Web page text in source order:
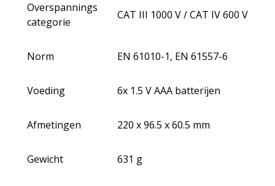
Overspannings
categorie
CAT III 1000 V / CAT IV 600 V
Norm EN 61010-1, EN 61557-6
Voeding 6x 1.5 V AAA batterijen
Afmetingen 220 x 96.5 x 60.5 mm
Gewicht 631 g